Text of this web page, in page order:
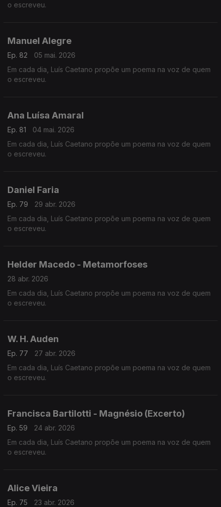
o escreveu.
Manuel Alegre
Ep. 82
05 mai. 2026
Em cada dia, Luís Caetano propõe um poema na voz de quem
o escreveu.
Ana Luísa Amaral
Ep. 81
04 mai. 2026
Em cada dia, Luís Caetano propõe um poema na voz de quem
o escreveu.
Daniel Faria
Ep. 79
29 abr. 2026
Em cada dia, Luís Caetano propõe um poema na voz de quem
o escreveu.
Helder Macedo - Metamorfoses
28 abr. 2026
Em cada dia, Luís Caetano propõe um poema na voz de quem
o escreveu.
W. H. Auden
Ep. 77
27 abr. 2026
Em cada dia, Luís Caetano propõe um poema na voz de quem
o escreveu.
Francisca Bartilotti - Magnésio (Excerto)
Ep. 59
24 abr. 2026
Em cada dia, Luís Caetano propõe um poema na voz de quem
o escreveu.
Alice Vieira
Ep. 75
23 abr. 2026